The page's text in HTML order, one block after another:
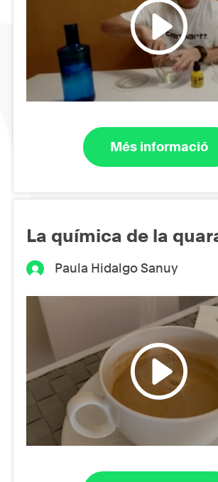
Més informació
La química de la
Paula Hidalgo Sanuy